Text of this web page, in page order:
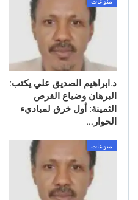
منوعات
د.ابراهيم الصديق علي يكتب:
البرهان وضياع الفرص
الثمينة: أول خرق لمباديء
الحوار…
منوعات